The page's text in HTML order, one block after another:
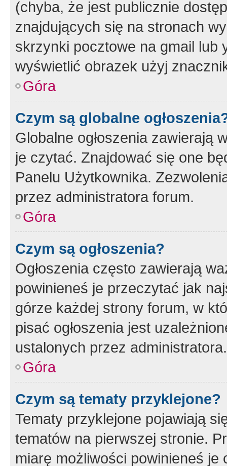
(chyba, że jest publicznie
znajdujących się na stronach
skrzynki pocztowe na gmail lub
wyświetlić obrazek użyj
Góra
Czym są globalne
Globalne ogłoszenia zawierają
je czytać. Znajdować się one
Panelu Użytkownika.
przez administratora forum.
Góra
Czym są ogłoszenia?
Ogłoszenia często zawierają
powinieneś je przeczytać jak
górze każdej strony forum, w
pisać ogłoszenia jest
ustalonych przez administratora.
Góra
Czym są tematy przyklejone?
Tematy przyklejone pojawiają
tematów na pierwszej stronie.
miarę możliwości powinieneś je